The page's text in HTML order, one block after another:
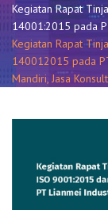
Kegiatan Rapat
14001:2015 pada
Kegiatan Rapat
140012015 pada
Mandiri, Jasa